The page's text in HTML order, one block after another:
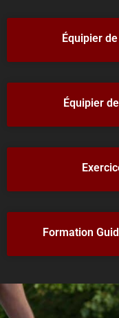
Équipier
Équipier
Formation